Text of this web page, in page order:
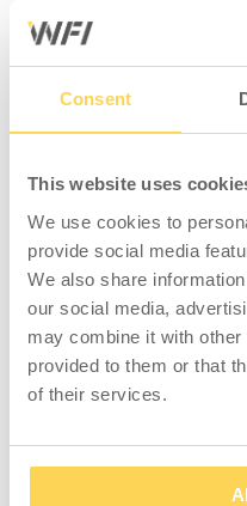
Consent
This website uses
We use cookies to
provide social media
We also share
our social media,
may combine it with other
provided to them or that
of their services.
3-560-900
Logga in för pris och
lagerstatus
Eltillbehör som
arbetsstationer